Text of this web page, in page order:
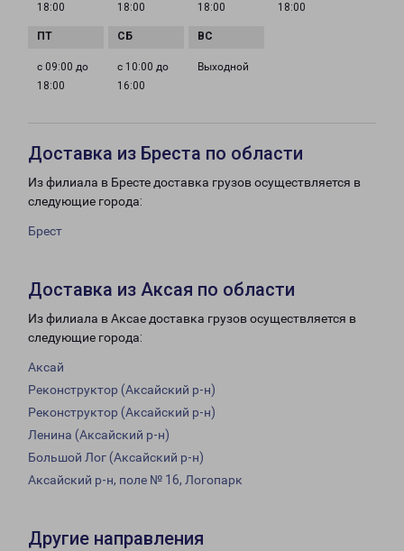
18:00
18:00
18:00
18:00
с 09:00 до
18:00
с 10:00 до
16:00
Выходной
Доставка из Бреста по области
Из филиала в Бресте доставка грузов осуществляется в
следующие города:
Брест
Доставка из Аксая по области
Из филиала в Аксае доставка грузов осуществляется в
следующие города:
Аксай
Реконструктор (Аксайский р-н)
Реконструктор (Аксайский р-н)
Ленина (Аксайский р-н)
Большой Лог (Аксайский р-н)
Аксайский р-н, поле № 16, Логопарк
Другие направления